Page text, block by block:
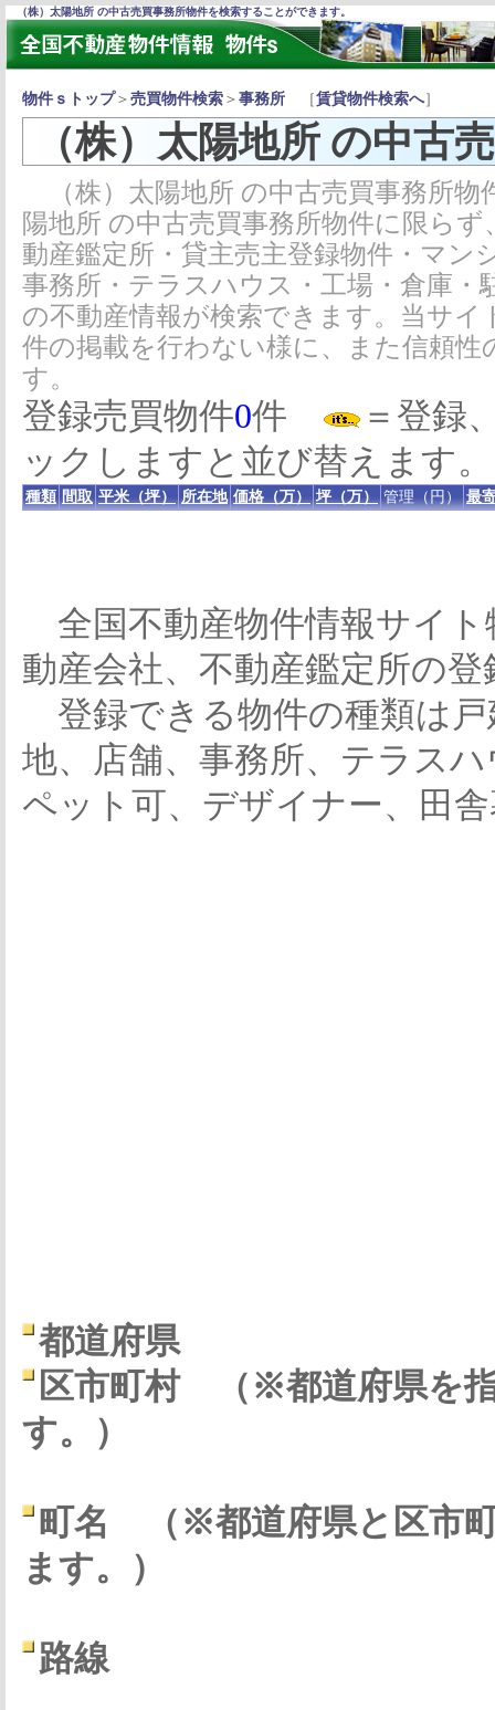
（株）太陽地所 の中古売買事務所物件を検索することができます。
物件ｓトップ＞ 売買物件検索 ＞ 事務所 ［賃貸物件検索へ］
（株）太陽地所 の中古
（株）太陽地所 の中古売買事務所
陽地所 の中古売買事務所物件に限ら
動産鑑定所・貸主売主登録物件・マン
事務所・テラスハウス・工場・倉庫
の不動産情報が検索できます。当サ
件の掲載を行わない様に、また信頼
す。
登録売買物件0件
＝登録
ックしますと並び替えます。
種類 間取 平米（坪） 所在地 価格（万） 坪（万） 管理（円） 最
全国不動産物件情報サイト
動産会社、不動産鑑定所の
登録できる物件の種類は
地、店舗、事務所、テラス
ペット可、デザイナー、田
都道府県
区市町村
（※都道府県を
す。）
町名
（※都道府県と区市
ます。）
路線